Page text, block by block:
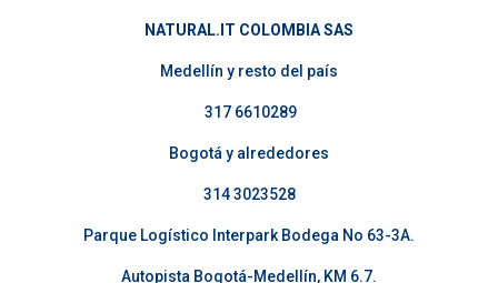
NATURAL.IT COLOMBIA SAS
Medellín y resto del país
317 6610289
Bogotá y alrededores
314 3023528
Parque Logístico Interpark Bodega No 63-3A.
Autopista Bogotá-Medellín, KM 6.7.